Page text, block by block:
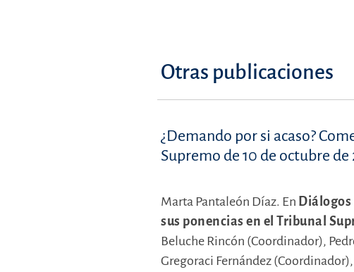
Otras publicaciones
¿Demando por si acaso?
Supremo de 10 de octubre de
Marta Pantaleón Díaz. En
sus ponencias en el Tribunal
Beluche Rincón (Coordinador),
Gregoraci Fernández